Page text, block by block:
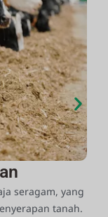
seragam, yang
tanah.